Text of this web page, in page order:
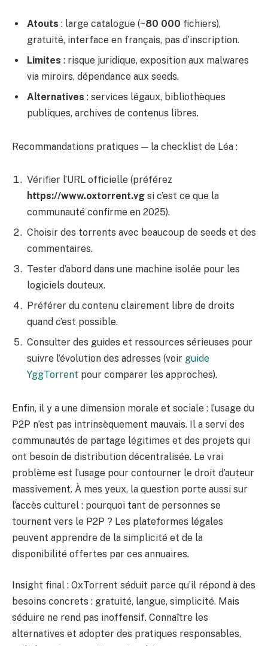
Atouts : large catalogue (~80 000 fichiers),
gratuité, interface en français, pas d’inscription.
Limites : risque juridique, exposition aux malwares
via miroirs, dépendance aux seeds.
Alternatives : services légaux, bibliothèques
publiques, archives de contenus libres.
Recommandations pratiques — la checklist de Léa :
Vérifier l’URL officielle (préférez
https://www.oxtorrent.vg si c’est ce que la
communauté confirme en 2025).
Choisir des torrents avec beaucoup de seeds et des
commentaires.
Tester d’abord dans une machine isolée pour les
logiciels douteux.
Préférer du contenu clairement libre de droits
quand c’est possible.
Consulter des guides et ressources sérieuses pour
suivre l’évolution des adresses (voir guide
YggTorrent pour comparer les approches).
Enfin, il y a une dimension morale et sociale : l’usage du
P2P n’est pas intrinsèquement mauvais. Il a servi des
communautés de partage légitimes et des projets qui
ont besoin de distribution décentralisée. Le vrai
problème est l’usage pour contourner le droit d’auteur
massivement. À mes yeux, la question porte aussi sur
l’accès culturel : pourquoi tant de personnes se
tournent vers le P2P ? Les plateformes légales
peuvent apprendre de la simplicité et de la
disponibilité offertes par ces annuaires.
Insight final : OxTorrent séduit parce qu’il répond à des
besoins concrets : gratuité, langue, simplicité. Mais
séduire ne rend pas inoffensif. Connaître les
alternatives et adopter des pratiques responsables,